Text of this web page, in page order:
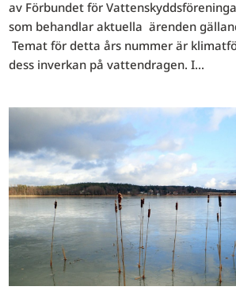
av Förbundet för
som behandlar aktuella ärenden
Temat för detta års nummer är
dess inverkan på vattendragen. I...